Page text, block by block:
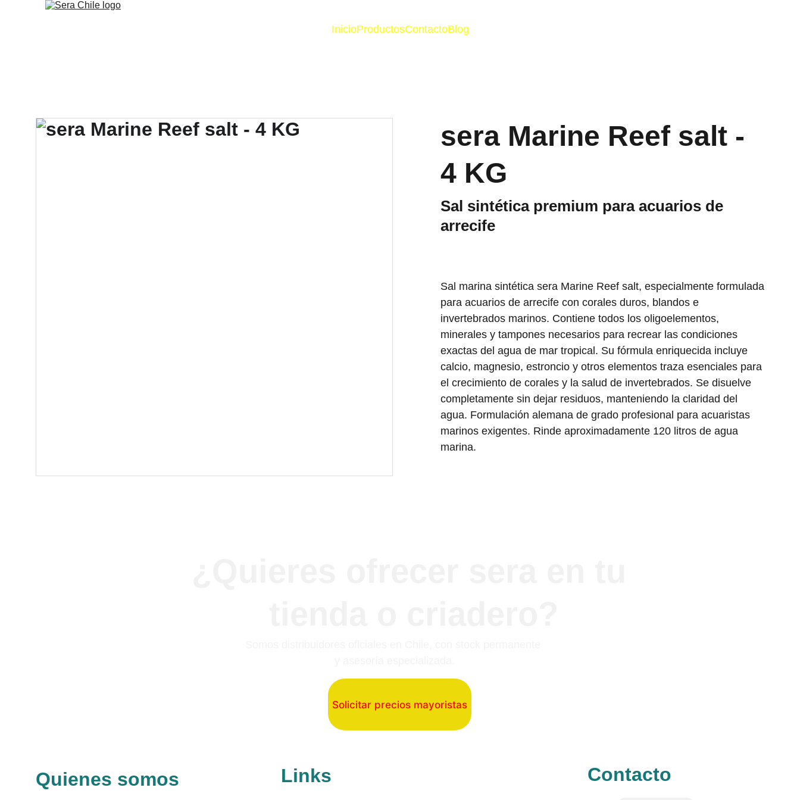
InicioProductosContactoBlog
sera Marine Reef salt -
4 KG
Sal sintética premium para acuarios de
arrecife
Sal marina sintética sera Marine Reef salt, especialmente formulada
para acuarios de arrecife con corales duros, blandos e
invertebrados marinos. Contiene todos los oligoelementos,
minerales y tampones necesarios para recrear las condiciones
exactas del agua de mar tropical. Su fórmula enriquecida incluye
calcio, magnesio, estroncio y otros elementos traza esenciales para
el crecimiento de corales y la salud de invertebrados. Se disuelve
completamente sin dejar residuos, manteniendo la claridad del
agua. Formulación alemana de grado profesional para acuaristas
marinos exigentes. Rinde aproximadamente 120 litros de agua
marina.
Solicitar precios mayoristas
Contacto
Quienes somos Links